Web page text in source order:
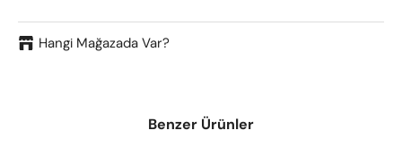
Hangi Mağazada Var?
Benzer Ürünler